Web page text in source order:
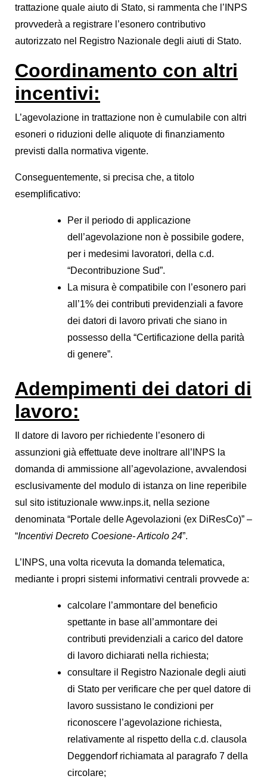
trattazione quale aiuto di Stato, si rammenta che l’INPS
provvederà a registrare l’esonero contributivo
autorizzato nel Registro Nazionale degli aiuti di Stato.
Coordinamento con altri
incentivi:
L’agevolazione in trattazione non è cumulabile con altri
esoneri o riduzioni delle aliquote di finanziamento
previsti dalla normativa vigente.
Conseguentemente, si precisa che, a titolo
esemplificativo:
Per il periodo di applicazione
dell’agevolazione non è possibile godere,
per i medesimi lavoratori, della c.d.
“Decontribuzione Sud”.
La misura è compatibile con l’esonero pari
all’1% dei contributi previdenziali a favore
dei datori di lavoro privati che siano in
possesso della “Certificazione della parità
di genere”.
Adempimenti dei datori di
lavoro:
Il datore di lavoro per richiedente l’esonero di
assunzioni già effettuate deve inoltrare all’INPS la
domanda di ammissione all’agevolazione, avvalendosi
esclusivamente del modulo di istanza on line reperibile
sul sito istituzionale www.inps.it, nella sezione
denominata “Portale delle Agevolazioni (ex DiResCo)” –
“Incentivi Decreto Coesione- Articolo 24”.
L’INPS, una volta ricevuta la domanda telematica,
mediante i propri sistemi informativi centrali provvede a:
calcolare l’ammontare del beneficio
spettante in base all’ammontare dei
contributi previdenziali a carico del datore
di lavoro dichiarati nella richiesta;
consultare il Registro Nazionale degli aiuti
di Stato per verificare che per quel datore di
lavoro sussistano le condizioni per
riconoscere l’agevolazione richiesta,
relativamente al rispetto della c.d. clausola
Deggendorf richiamata al paragrafo 7 della
circolare;